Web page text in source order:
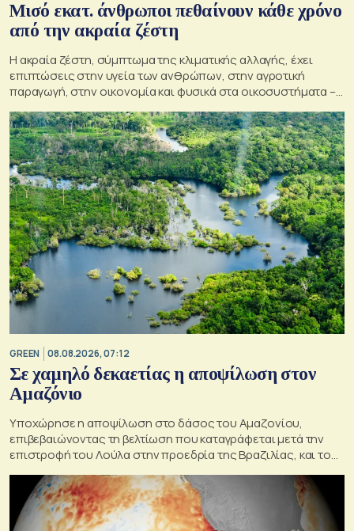
Μισό εκατ. άνθρωποι πεθαίνουν κάθε χρόνο
από την ακραία ζέστη
Η ακραία ζέστη, σύμπτωμα της κλιματικής αλλαγής, έχει
επιπτώσεις στην υγεία των ανθρώπων, στην αγροτική
παραγωγή, στην οικονομία και φυσικά στα οικοσυστήματα –
Κρίσιμος ο παράγοντας της πρόληψης
GREEN 08.08.2026, 07:12
Σε χαμηλό δεκαετίας η αποψίλωση στον
Αμαζόνιο
Υποχώρησε η αποψίλωση στο δάσος του Αμαζονίου,
επιβεβαιώνοντας τη βελτίωση που καταγράφεται μετά την
επιστροφή του Λούλα στην προεδρία της Βραζιλίας, και του
στόχου του να την εξαλείψει έως το 2030.